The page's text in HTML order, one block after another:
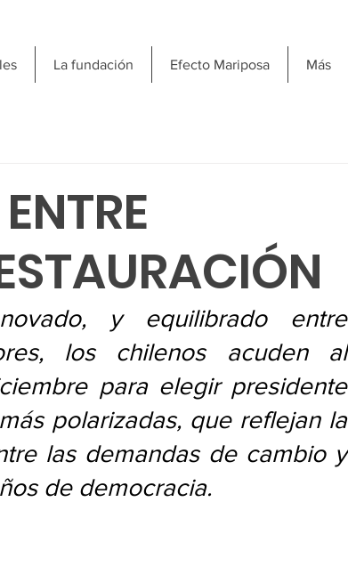
La fundación Efecto Mariposa Más
y equilibrado entre
los chilenos acuden al
para elegir presidente
polarizadas, que reflejan la
las demandas de cambio y
de democracia.